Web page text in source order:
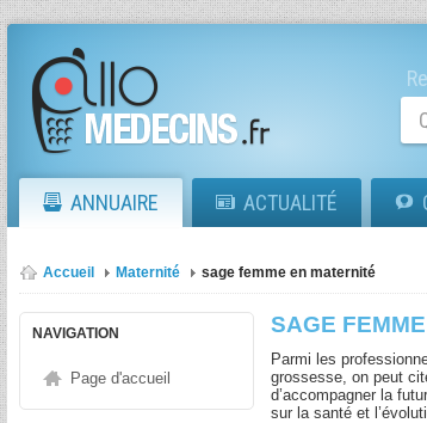
ANNUAIRE ACTUALITÉ
Accueil Maternité sage femme en maternité
NAVIGATION
Page d'accueil
SAGE
Parmi les
grossesse, on peut
d’accompagner la
sur la santé et